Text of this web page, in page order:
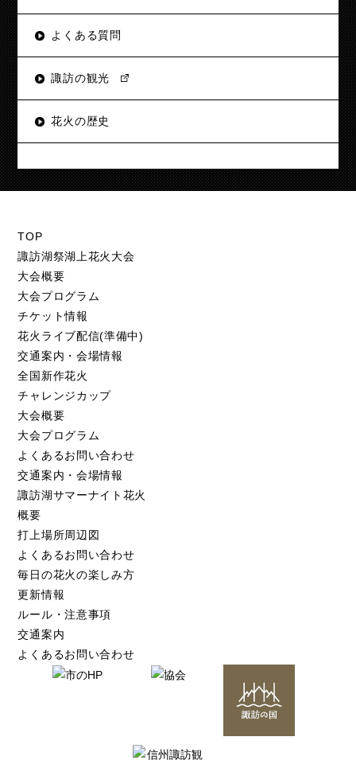
よくある質問
諏訪の観光
花火の歴史
TOP
諏訪湖祭湖上花火大会
大会概要
大会プログラム
チケット情報
花火ライブ配信(準備中)
交通案内・会場情報
全国新作花火
チャレンジカップ
大会概要
大会プログラム
よくあるお問い合わせ
交通案内・会場情報
諏訪湖サマーナイト花火
概要
打上場所周辺図
よくあるお問い合わせ
毎日の花火の楽しみ方
更新情報
ルール・注意事項
交通案内
よくあるお問い合わせ